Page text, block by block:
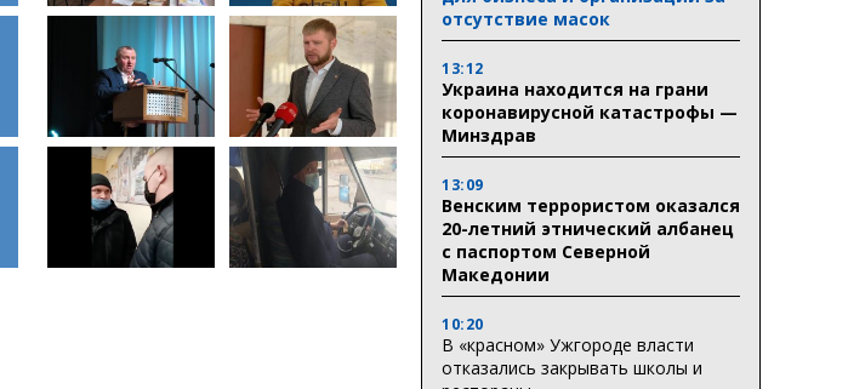
отсутствие масок
13:12
Украина находится на грани
коронавирусной катастрофы —
Минздрав
13:09
Венским террористом оказался
20-летний этнический албанец
с паспортом Северной
Македонии
10:20
В «красном» Ужгороде власти
отказались закрывать школы и